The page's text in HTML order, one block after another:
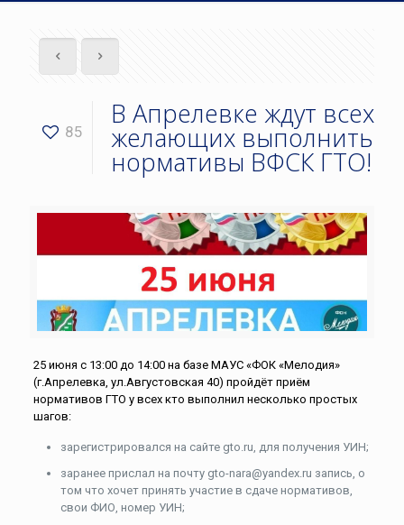
85
В Апрелевке ждут всех
желающих выполнить
нормативы ВФСК ГТО!
25 июня с 13:00 до 14:00 на базе МАУС «ФОК «Мелодия»
(г.Апрелевка, ул.Августовская 40) пройдёт приём
нормативов ГТО у всех кто выполнил несколько простых
шагов:
зарегистрировался на сайте gto.ru, для получения УИН;
заранее прислал на почту gto-nara@yandex.ru запись, о
том что хочет принять участие в сдаче нормативов,
свои ФИО, номер УИН;